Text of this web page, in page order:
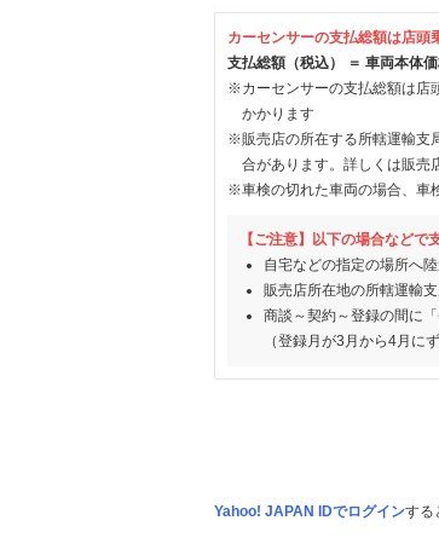
カーセンサーの支払総額は店頭
支払総額（税込） ＝ 車両本体
※カーセンサーの支払総額は店
かかります
※販売店の所在する所轄運輸支
合があります。詳しくは販売
※車検の切れた車両の場合、車
【ご注意】以下の場合などで
自宅などの指定の場所へ
販売店所在地の所轄運輸
商談～契約～登録の間に
（登録月が3月から4月に
Yahoo! JAPAN IDでログインする